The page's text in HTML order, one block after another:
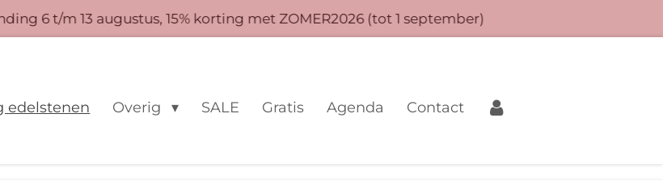
6 t/m 13 augustus, 15% korting met ZOMER2026 (tot 1 september)
edelstenen Overig SALE Gratis Agenda Contact